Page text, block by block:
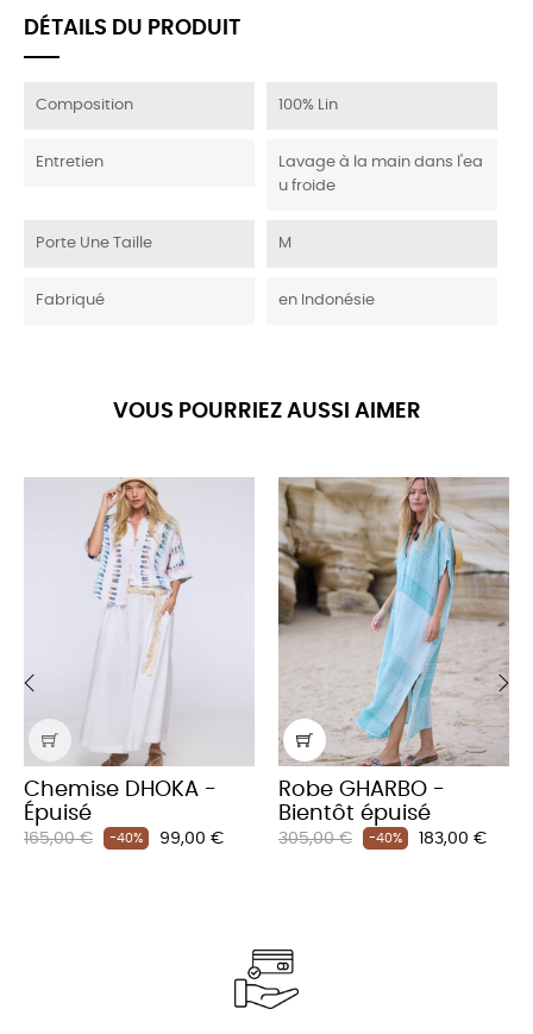
DÉTAILS DU PRODUIT
Composition 100% Lin
Entretien
Lavage à la main dans l'ea
u froide
Porte Une Taille M
Fabriqué en Indonésie
VOUS POURRIEZ AUSSI AIMER
Chemise DHOKA -
Épuisé
Prix
165,00 € -40% Prix
99,00 €
Robe GHARBO -
Bientôt épuisé
Prix
305,00 € -40% Prix
183,00 €
‹ ›